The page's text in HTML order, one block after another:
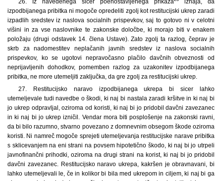
izpodbijanega pribitka ni mogoče opredeliti zgolj kot restitucijski ukrep zaradi
izpadlih sredstev iz naslova socialnih prispevkov, saj to gotovo ni v celotni
višini in za vse naslovnike te zakonske določbe, ki morajo biti v enakem
položaju (drugi odstavek 14. člena Ustave). Zato zgolj ta razlog, čeprav je
skrb za nadomestitev neplačanih javnih sredstev iz naslova socialnih
prispevkov, ko se ugotovi nepravočasno plačilo davčnih obveznosti od
neprijavljenih dohodkov, pomemben razlog za uzakonitev izpodbijanega
pribitka, ne more utemeljiti zaključka, da gre zgolj za restitucijski ukrep.
27. Restitucijsko naravo izpodbijanega ukrepa bi sicer lahko
utemeljevale tudi navedbe o škodi, ki naj bi nastala zaradi kršitve in ki naj bi
jo ukrep odpravljal, oziroma od koristi, ki naj bi jo pridobil davčni zavezanec
in ki naj bi jo ukrep izničil. Vendar mora biti posplošenje na zakonski ravni,
da bi bilo razumno, stvarno povezano z domnevnim obsegom škode oziroma
koristi. Ni namreč mogoče sprejeti utemeljevanja restitucijske narave pribitka
s sklicevanjem na eni strani na povsem hipotetično škodo, ki naj bi jo utrpeli
javnofinančni prihodki, oziroma na drugi strani na korist, ki naj bi jo pridobil
davčni zavezanec. Restitucijsko naravo ukrepa, kakršen je obravnavani, bi
lahko utemeljevali le, če in kolikor bi bila med ukrepom in ciljem, ki naj bi ga